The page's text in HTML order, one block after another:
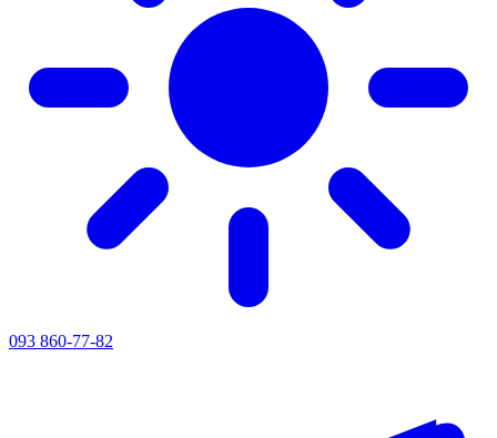
093 860-77-82